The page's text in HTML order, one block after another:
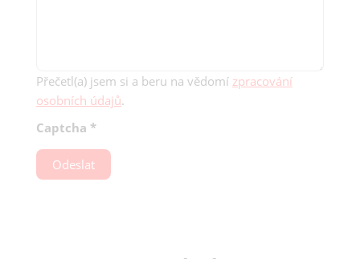
Přečetl(a) jsem si a beru na vědomí zpracování
osobních údajů.
Captcha *
Odeslat